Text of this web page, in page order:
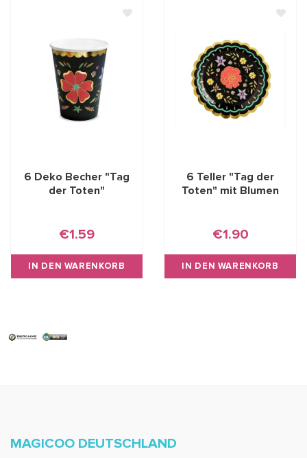
6 Deko Becher "Tag
der Toten"
€1.59
IN DEN WARENKORB
6 Teller "Tag der
Toten" mit Blumen
€1.90
IN DEN WARENKORB
MAGICOO DEUTSCHLAND